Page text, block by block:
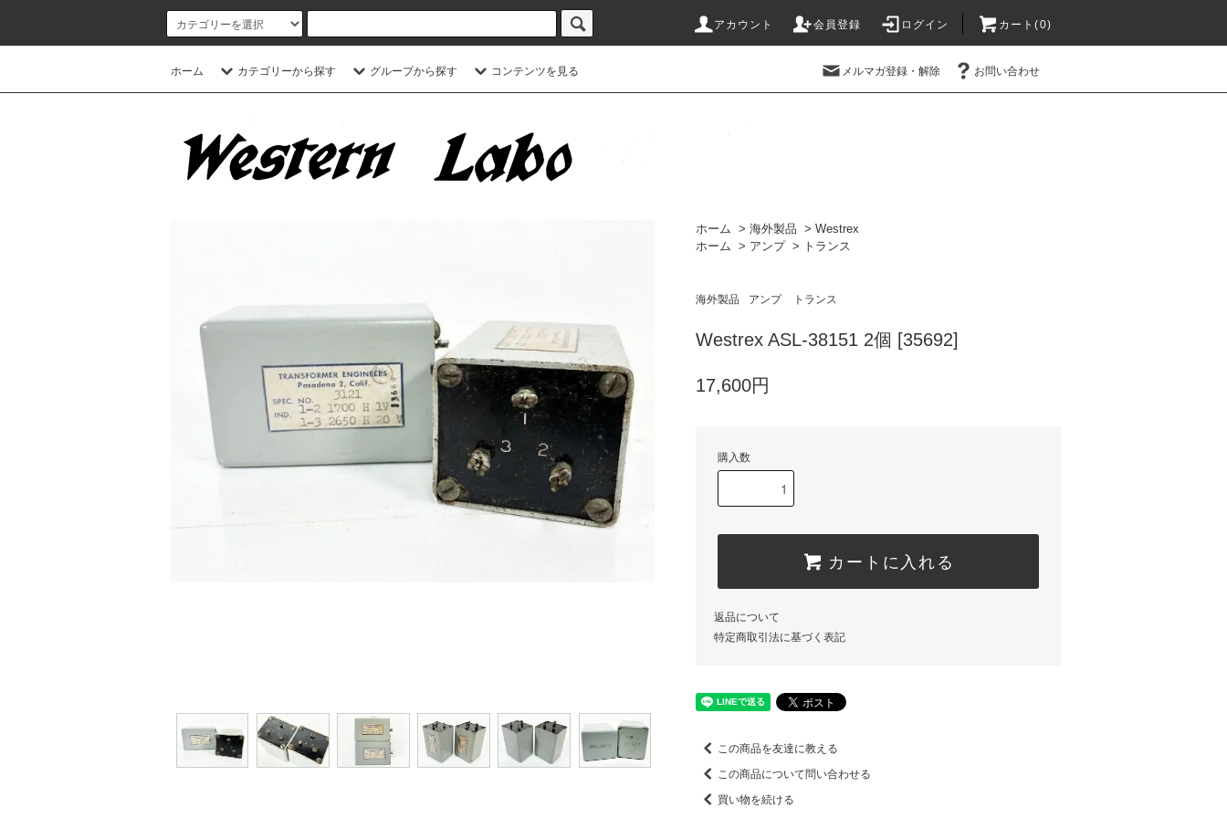
アカウント 会員登録 ログイン カート(0)
ホーム カテゴリーから探す グループから探す コンテンツを見る メルマガ登録・解除 お問い合わせ
ホーム > 海外製品 > Westrex
ホーム > アンプ > トランス
海外製品 アンプ トランス
Westrex ASL-38151 2個 [35692]
17,600円
購入数
カートに入れる
返品について
特定商取引法に基づく表記
この商品を友達に教える
この商品について問い合わせる
買い物を続ける